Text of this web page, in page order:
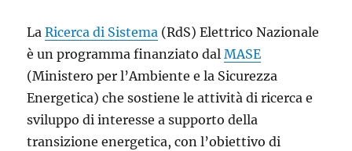
LaRicerca di Sistema (RdS) Elettrico Nazionale
è un programma finanziato dalMASE
(Ministero per l’Ambiente e la Sicurezza
Energetica) che sostiene le attività di ricerca e
sviluppo di interesse a supporto della
transizione energetica, con l’obiettivo di